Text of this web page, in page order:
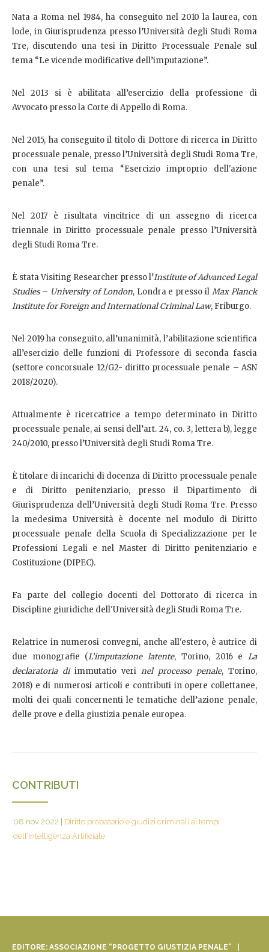
Nata a Roma nel 1984, ha conseguito nel 2010 la laurea, con
lode, in Giurisprudenza presso l’Università degli Studi Roma
Tre, discutendo una tesi in Diritto Processuale Penale sul
tema “Le vicende modificative dell’imputazione”.
Nel 2013 si è abilitata all’esercizio della professione di
Avvocato presso la Corte di Appello di Roma.
Nel 2015, ha conseguito il titolo di Dottore di ricerca in Diritto
processuale penale, presso l’Università degli Studi Roma Tre,
con una tesi sul tema “Esercizio improprio dell'azione
penale”.
Nel 2017 è risultata vincitrice di un assegno di ricerca
triennale in Diritto processuale penale presso l’Università
degli Studi Roma Tre.
È stata Visiting Researcher presso l’Institute of Advanced Legal
Studies – University of London, Londra e presso ilMax Planck
Institute for Foreign and International Criminal Law, Friburgo.
Nel 2019 ha conseguito, all’unanimità, l’abilitazione scientifica
all’esercizio delle funzioni di Professore di seconda fascia
(settore concorsuale 12/G2- diritto processuale penale – ASN
2018/2020).
Attualmente è ricercatrice a tempo determinato in Diritto
processuale penale, ai sensi dell’art. 24, co. 3, lettera b), legge
240/2010, presso l’Università degli Studi Roma Tre.
È titolare di incarichi di docenza di Diritto processuale penale
e di Diritto penitenziario, presso il Dipartimento di
Giurisprudenza dell’Università degli Studi Roma Tre. Presso
la medesima Università è docente nel modulo di Diritto
processuale penale della Scuola di Specializzazione per le
Professioni Legali e nel Master di Diritto penitenziario e
Costituzione (DIPEC).
Fa parte del collegio docenti del Dottorato di ricerca in
Discipline giuridiche dell'Università degli Studi Roma Tre.
Relatrice in numerosi convegni, anche all'estero, è autrice di
due monografie (L’imputazione latente, Torino, 2016 eLa
declaratoria di immutatio veri nel processo penale, Torino,
2018) e di numerosi articoli e contributi in opere collettanee,
molti dei quali concernenti le tematiche dell’azione penale,
delle prove e della giustizia penale europea.
CONTRIBUTI
08 nov 2022
Diritto probatorio e giudizi criminali ai tempi
dell’Intelligenza Artificiale
EDITORE: ASSOCIAZIONE “PROGETTO GIUSTIZIA PENALE” |